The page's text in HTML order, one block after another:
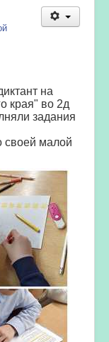
на
края" во 2д
задания
своей малой